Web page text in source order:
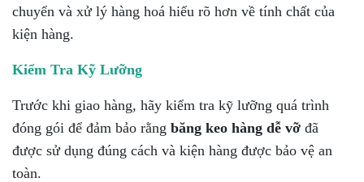
chuyển và xử lý hàng hoá hiểu rõ hơn về tính chất của
kiện hàng.
Kiểm Tra Kỹ Lưỡng
Trước khi giao hàng, hãy kiểm tra kỹ lưỡng quá trình
đóng gói để đảm bảo rằng băng keo hàng dễ vỡ đã
được sử dụng đúng cách và kiện hàng được bảo vệ an
toàn.